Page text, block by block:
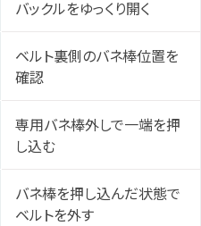
バックルをゆっくり開く
ベルト裏側のバネ棒位置を
確認
専用バネ棒外しで一端を押
し込む
バネ棒を押し込んだ状態で
ベルトを外す